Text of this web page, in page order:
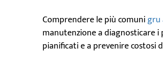
Comprendere le più comunigru
manutenzione a diagnosticare
pianificati e a prevenire costosi